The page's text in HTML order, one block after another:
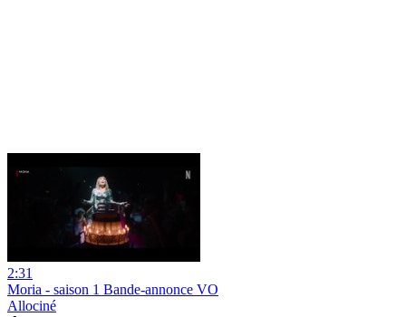
2:31
Moria - saison 1 Bande-annonce VO
Allociné